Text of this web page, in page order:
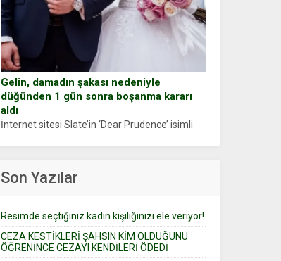
Gelin, damadın şakası nedeniyle
düğünden 1 gün sonra boşanma kararı
aldı
İnternet sitesi Slate’in ‘Dear Prudence’ isimli
Son Yazılar
Resimde seçtiğiniz kadın kişiliğinizi ele veriyor!
CEZA KESTİKLERİ ŞAHSIN KİM OLDUĞUNU
ÖĞRENİNCE CEZAYI KENDİLERİ ÖDEDİ